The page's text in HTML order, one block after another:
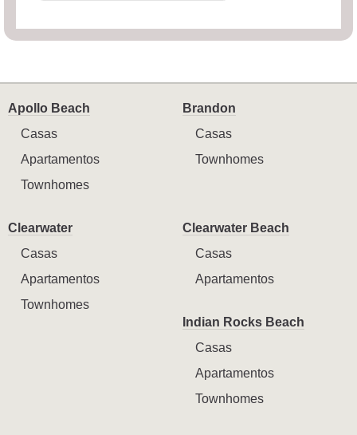
Apollo Beach
Casas
Apartamentos
Townhomes
Brandon
Casas
Townhomes
Clearwater
Casas
Apartamentos
Townhomes
Clearwater Beach
Casas
Apartamentos
Indian Rocks Beach
Casas
Apartamentos
Townhomes